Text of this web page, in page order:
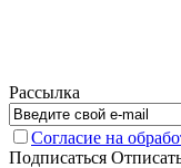
Рассылка
Согласие на
Подписаться